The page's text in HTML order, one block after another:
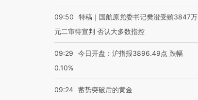
09:50
特稿｜国航原党委书记樊澄受贿3847万
元二审待宣判 否认大多数指控
09:29
今日开盘：沪指报3896.49点 跌幅
0.10%
09:24 蓄势突破后的黄金